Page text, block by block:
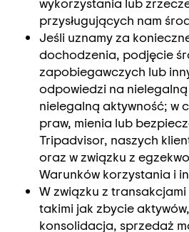
przysługujących nam
Jeśli uznamy za
dochodzenia, podjęcie
zapobiegawczych lub
odpowiedzi na
nielegalną aktywność; w
praw, mienia lub
Tripadvisor, naszych
oraz w związku z
Warunków korzystania i
W związku z
takimi jak zbycie
konsolidacja, sprzedaż